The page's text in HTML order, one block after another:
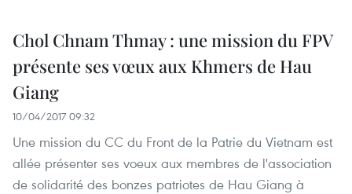
Chol Chnam Thmay : une mission du FPV
présente ses vœux aux Khmers de Hau
Giang
10/04/2017 09:32
Une mission du CC du Front de la Patrie du Vietnam est
allée présenter ses voeux aux membres de l'association
de solidarité des bonzes patriotes de Hau Giang à